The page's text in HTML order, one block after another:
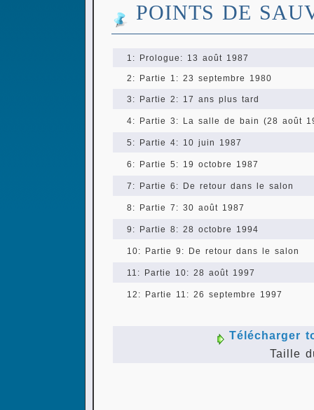
POINTS DE
1: Prologue: 13 août 1987
2: Partie 1: 23 septembre 1980
3: Partie 2: 17 ans plus tard
4: Partie 3: La salle de bain (28 août
5: Partie 4: 10 juin 1987
6: Partie 5: 19 octobre 1987
7: Partie 6: De retour dans le salon
8: Partie 7: 30 août 1987
9: Partie 8: 28 octobre 1994
10: Partie 9: De retour dans le salon
11: Partie 10: 28 août 1997
12: Partie 11: 26 septembre 1997
Télécharger
Taille